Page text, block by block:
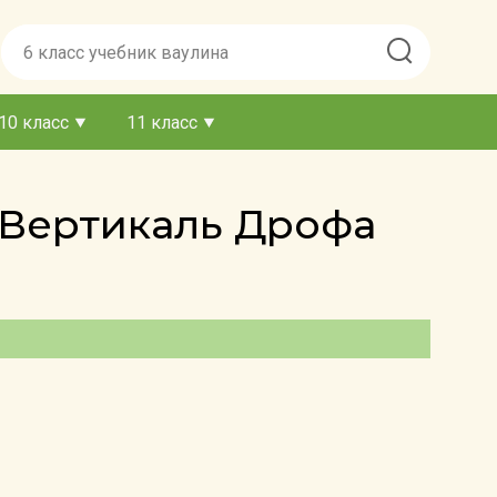
10 класс 11 класс
Дрофа